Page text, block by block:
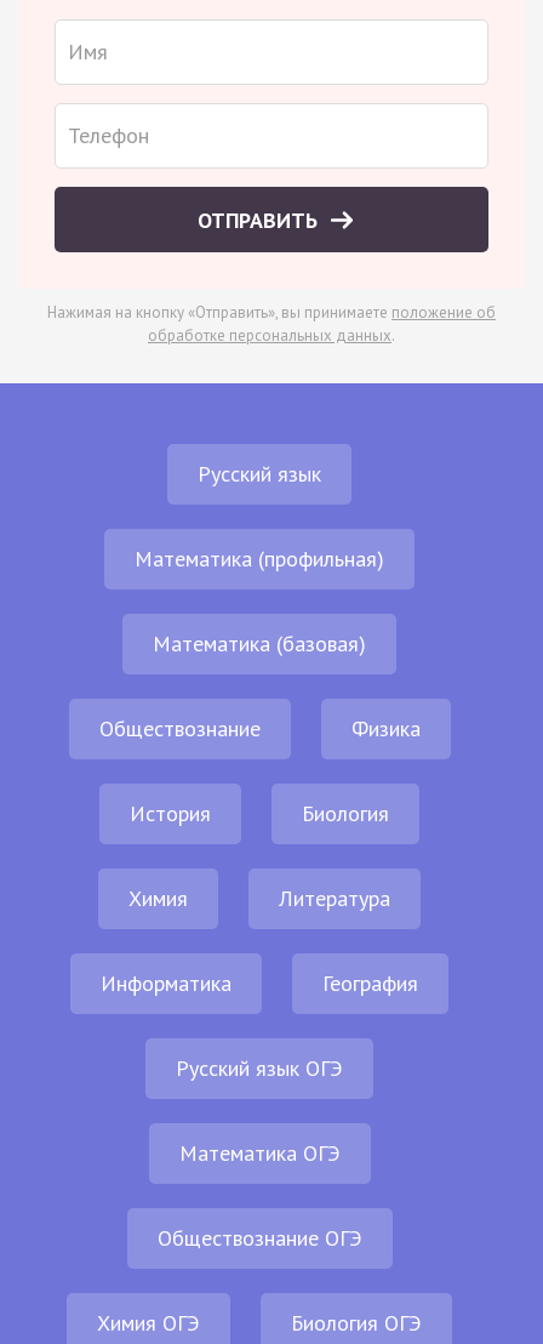
ОТПРАВИТЬ
Нажимая на кнопку «Отправить», вы принимаете положение об
обработке персональных данных.
Русский язык
Математика (профильная)
Математика (базовая)
Обществознание Физика
История Биология
Химия Литература
Информатика География
Русский язык ОГЭ
Математика ОГЭ
Обществознание ОГЭ
Химия ОГЭ Биология ОГЭ